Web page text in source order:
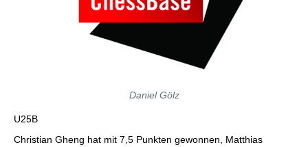
Daniel Gölz
U25B
Christian Gheng hat mit 7,5 Punkten gewonnen, Matthias